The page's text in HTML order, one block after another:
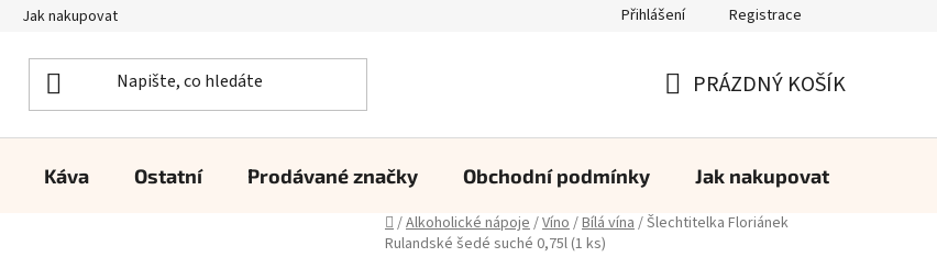
Jak nakupovat Přihlášení Registrace
KOŠÍK
PRÁZDNÝ KOŠÍK
Káva Ostatní Prodávané značky Obchodní podmínky Jak nakupovat
Domů
/Alkoholické nápoje/Víno/Bílá vína/Šlechtitelka Floriánek
Rulandské šedé suché 0,75l (1 ks)